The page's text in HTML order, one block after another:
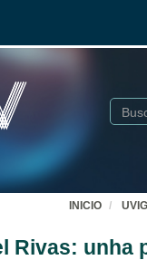
Buscar
INICIO
Rivas: